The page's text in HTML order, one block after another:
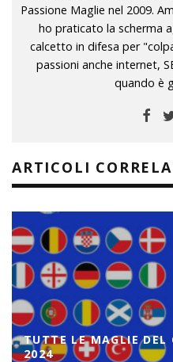
Passione Maglie nel 2009.
ho praticato la scherma
calcetto in difesa per
passioni anche internet,
quando è
ARTICOLI
TUTTE LE MAGLIE DEL
2024